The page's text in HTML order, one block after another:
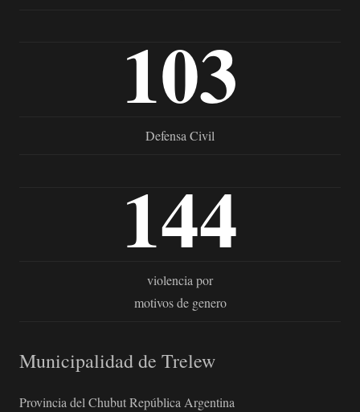
103
Defensa Civil
144
violencia por
motivos de genero
Municipalidad de Trelew
Provincia del Chubut República Argentina